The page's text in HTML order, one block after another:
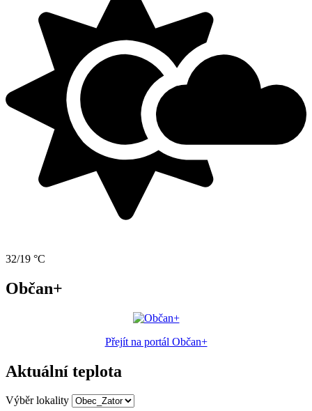
32/19 °C
Občan+
Přejít na portál Občan+
Aktuální teplota
Výběr lokality